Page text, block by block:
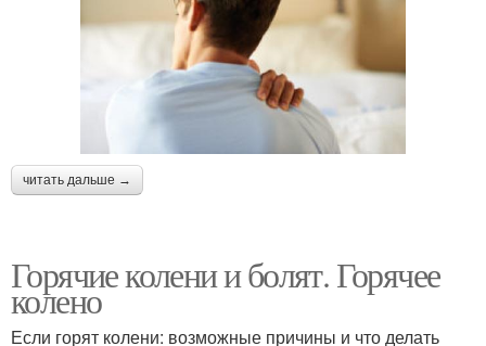
читать дальше →
Горячие колени и болят. Горячее
колено
Если горят колени: возможные причины и что делать